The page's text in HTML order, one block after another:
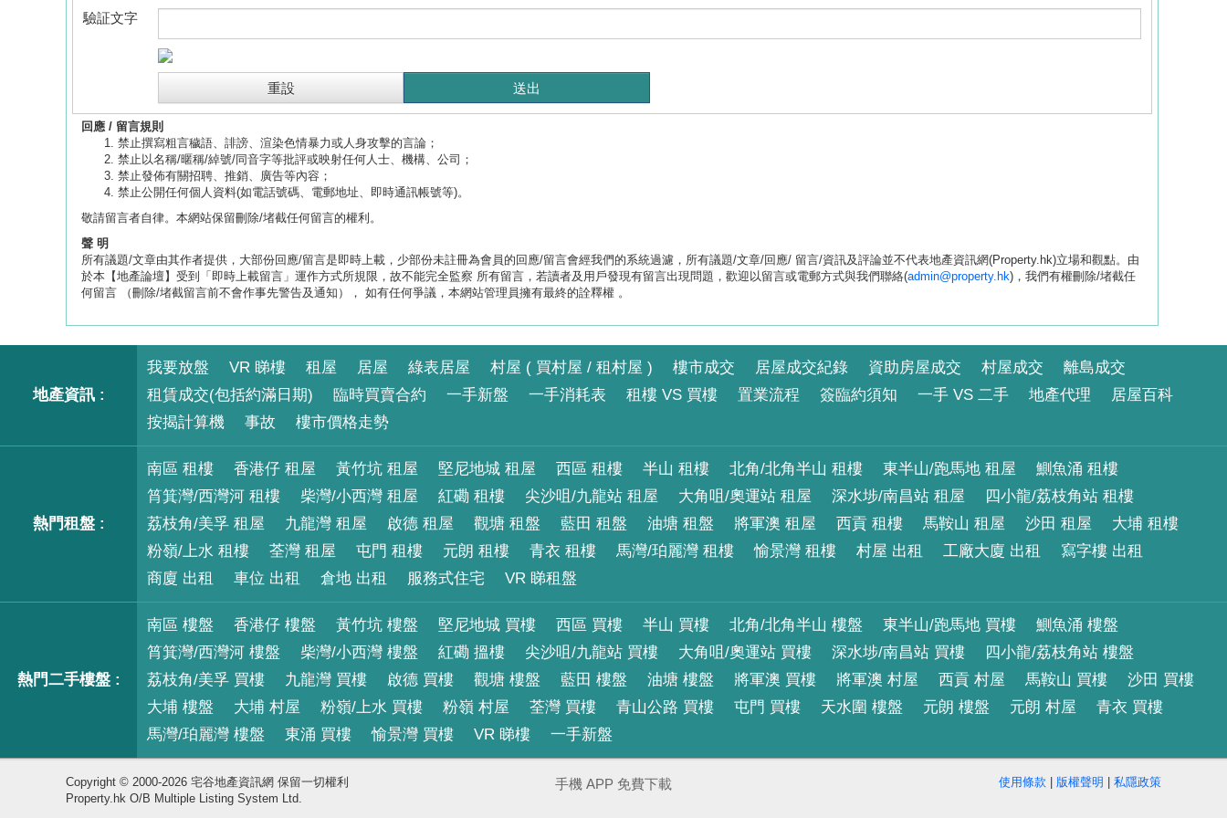
驗証文字
回應 / 留言規則
禁止撰寫粗言穢語、誹謗、渲染色情暴力或人身攻擊的言論；
禁止以名稱/暱稱/綽號/同音字等批評或映射任何人士、機構、公司；
禁止發佈有關招聘、推銷、廣告等內容；
禁止公開任何個人資料(如電話號碼、電郵地址、即時通訊帳號等)。
敬請留言者自律。本網站保留刪除/堵截任何留言的權利。
聲 明
所有議題/文章由其作者提供，大部份回應/留言是即時上載，少部份未註冊為會員的回應/留言會經我們的系統過濾，所有議題/文章/回應/ 留言/資訊及評論並不代表地產資訊網(Property.hk)立場和觀點。由
於本【地產論壇】受到「即時上載留言」運作方式所規限，故不能完全監察 所有留言，若讀者及用戶發現有留言出現問題，歡迎以留言或電郵方式與我們聯絡(admin@property.hk)，我們有權刪除/堵截任
何留言 （刪除/堵截留言前不會作事先警告及通知）， 如有任何爭議，本網站管理員擁有最終的詮釋權 。
地產資訊 :
我要放盤 VR 睇樓 租屋 居屋 綠表居屋 村屋 ( 買村屋 / 租村屋 ) 樓市成交 居屋成交紀錄 資助房屋成交 村屋成交
離島成交
租賃成交(包括約滿日期)
臨時買賣合約 一手新盤 一手消耗表 租樓 VS 買樓 置業流程 簽臨約須知 一手 VS 二手 地產代理
居屋百科
按揭計算機
事故 樓市價格走勢
熱門租盤 :
南區 租樓 香港仔 租屋 黃竹坑 租屋 堅尼地城 租屋 西區 租樓 半山 租樓 北角/北角半山 租樓 東半山/跑馬地 租屋
鰂魚涌 租樓
筲箕灣/西灣河 租樓
柴灣/小西灣 租屋 紅磡 租樓 尖沙咀/九龍站 租屋 大角咀/奧運站 租屋 深水埗/南昌站 租屋
四小龍/荔枝角站 租樓
荔枝角/美孚 租屋
九龍灣 租屋 啟德 租屋 觀塘 租盤 藍田 租盤 油塘 租盤 將軍澳 租屋 西貢 租樓 馬鞍山 租屋 沙田 租屋
大埔 租樓
粉嶺/上水 租樓
荃灣 租屋 屯門 租樓 元朗 租樓 青衣 租樓 馬灣/珀麗灣 租樓 愉景灣 租樓 村屋 出租 工廠大廈 出租
寫字樓 出租
商廈 出租
車位 出租 倉地 出租 服務式住宅 VR 睇租盤
熱門二手樓盤 :
南區 樓盤 香港仔 樓盤 黃竹坑 樓盤 堅尼地城 買樓 西區 買樓 半山 買樓 北角/北角半山 樓盤 東半山/跑馬地 買樓
鰂魚涌 樓盤
筲箕灣/西灣河 樓盤
柴灣/小西灣 樓盤 紅磡 搵樓 尖沙咀/九龍站 買樓 大角咀/奧運站 買樓 深水埗/南昌站 買樓
四小龍/荔枝角站 樓盤
荔枝角/美孚 買樓
九龍灣 買樓 啟德 買樓 觀塘 樓盤 藍田 樓盤 油塘 樓盤 將軍澳 買樓 將軍澳 村屋 西貢 村屋 馬鞍山 買樓
沙田 買樓
大埔 樓盤
大埔 村屋 粉嶺/上水 買樓 粉嶺 村屋 荃灣 買樓 青山公路 買樓 屯門 買樓 天水圍 樓盤 元朗 樓盤 元朗 村屋
青衣 買樓
馬灣/珀麗灣 樓盤
東涌 買樓 愉景灣 買樓 VR 睇樓 一手新盤
Copyright © 2000-2026 宅谷地產資訊網 保留一切權利
Property.hk O/B Multiple Listing System Ltd.
手機 APP 免費下載 使用條款 | 版權聲明 | 私隱政策